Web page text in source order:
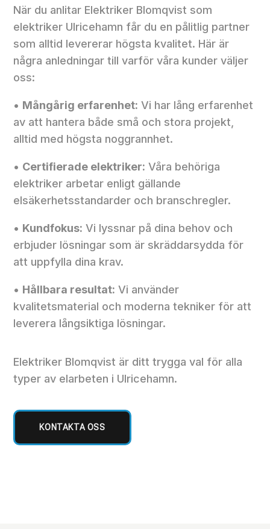
När du anlitar Elektriker Blomqvist som
elektriker Ulricehamn får du en pålitlig partner
som alltid levererar högsta kvalitet. Här är
några anledningar till varför våra kunder väljer
oss:
• Mångårig erfarenhet: Vi har lång erfarenhet
av att hantera både små och stora projekt,
alltid med högsta noggrannhet.
• Certifierade elektriker: Våra behöriga
elektriker arbetar enligt gällande
elsäkerhetsstandarder och branschregler.
• Kundfokus: Vi lyssnar på dina behov och
erbjuder lösningar som är skräddarsydda för
att uppfylla dina krav.
• Hållbara resultat: Vi använder
kvalitetsmaterial och moderna tekniker för att
leverera långsiktiga lösningar.
Elektriker Blomqvist är ditt trygga val för alla
typer av elarbeten i Ulricehamn.
KONTAKTA OSS